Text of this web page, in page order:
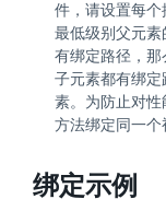
件，请设置每
最低级别父元素
有绑定路径，
子元素都有绑
素。为防止对性
方法绑定同一个
绑定示例